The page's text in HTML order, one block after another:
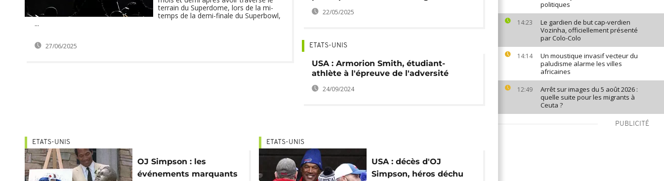
politiques
14:23
Le gardien de but cap-verdien
Vozinha, officiellement présenté
par Colo-Colo
14:14
Un moustique invasif vecteur du
paludisme alarme les villes
africaines
12:49
Arrêt sur images du 5 août 2026 :
quelle suite pour les migrants à
Ceuta ?
PUBLICITÉ
terrain du Superdome, lors de la mi-
temps de la demi-finale du Superbowl,
...
27/06/2025
22/05/2025
ETATS-UNIS
USA : Armorion Smith, étudiant-
athlète à l'épreuve de l'adversité
24/09/2024
ETATS-UNIS
OJ Simpson : les
événements marquants
ETATS-UNIS
USA : décès d'OJ
Simpson, héros déchu